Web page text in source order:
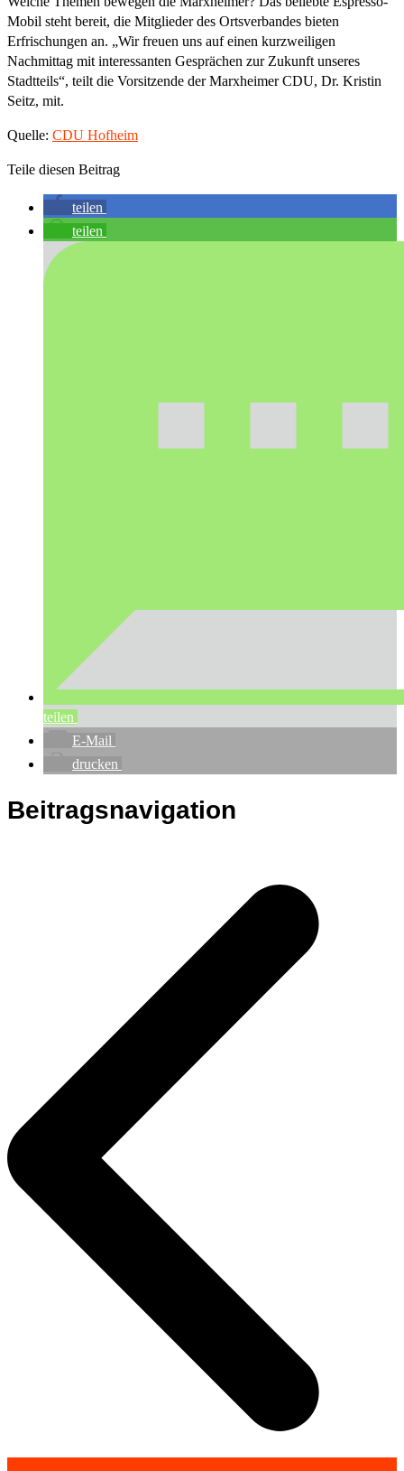
Mobil steht bereit, die Mitglieder des Ortsverbandes bieten
Erfrischungen an. „Wir freuen uns auf einen kurzweiligen
Nachmittag mit interessanten Gesprächen zur Zukunft unseres
Stadtteils“, teilt die Vorsitzende der Marxheimer CDU, Dr. Kristin
Seitz, mit.
Quelle: CDU Hofheim
Teile diesen Beitrag
teilen
teilen
teilen
E-Mail
drucken
Beitragsnavigation